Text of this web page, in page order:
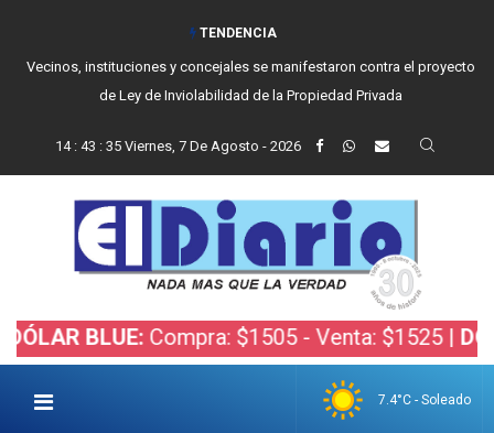
TENDENCIA
Vecinos, instituciones y concejales se manifestaron contra el proyecto
de Ley de Inviolabilidad de la Propiedad Privada
14: 43 : 36 Viernes, 7 De Agosto - 2026
BLUE:Compra: $1505 - Venta: $1525 |DÓLAR
7.4°C - Soleado